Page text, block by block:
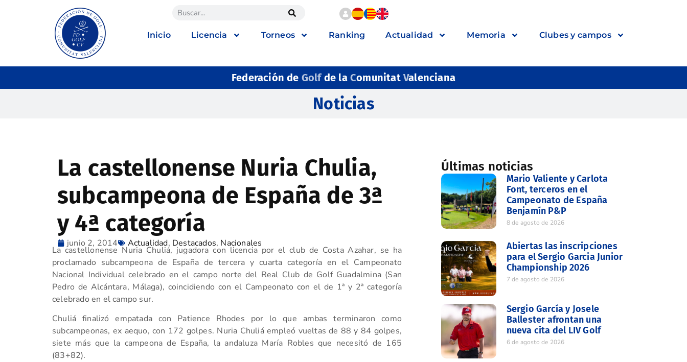
Inicio Licencia Torneos Ranking Actualidad Memoria Clubes y campos
Federación de Golfde la ComunitatValenciana
Noticias
La castellonense Nuria Chulia,
subcampeona de España de 3ª
y 4ª categoría
junio 2, 2014 Actualidad, Destacados, Nacionales
La castellonense Nuria Chuliá, jugadora con licencia por el club de Costa Azahar, se ha
proclamado subcampeona de España de tercera y cuarta categoría en el Campeonato
Nacional Individual celebrado en el campo norte del Real Club de Golf Guadalmina (San
Pedro de Alcántara, Málaga), coincidiendo con el Campeonato con el de 1ª y 2ª categoría
celebrado en el campo sur.
Chuliá finalizó empatada con Patience Rhodes por lo que ambas terminaron como
subcampeonas, ex aequo, con 172 golpes. Nuria Chuliá empleó vueltas de 88 y 84 golpes,
siete más que la campeona de España, la andaluza María Robles que necesitó de 165
(83+82).
Últimas noticias
Mario Valiente y Carlota
Font, terceros en el
Campeonato de España
Benjamín P&P
8 de agosto de 2026
Abiertas las inscripciones
para el Sergio Garcia Junior
Championship 2026
7 de agosto de 2026
Sergio García y Josele
Ballester afrontan una
nueva cita del LIV Golf
6 de agosto de 2026